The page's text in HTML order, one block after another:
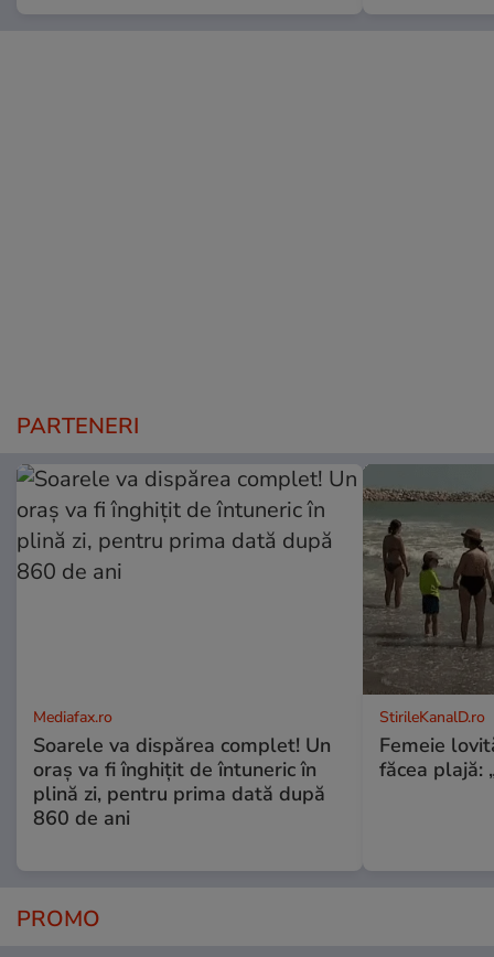
PARTENERI
Mediafax.ro
Soarele va dispărea complet! Un
oraș va fi înghițit de întuneric în
plină zi, pentru prima dată după
860 de ani
StirileKanalD.ro
Femeie
făcea plajă:
PROMO